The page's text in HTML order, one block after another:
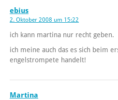
ebius
2. Oktober 2008 um 15:22
ich kann martina nur recht geben.
ich meine auch das es sich beim
engelstrompete handelt!
Martina